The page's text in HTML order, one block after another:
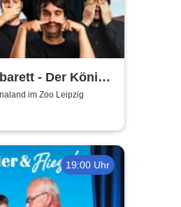
- Der König
| Central
im Zoo Leipzig
19:00 Uhr